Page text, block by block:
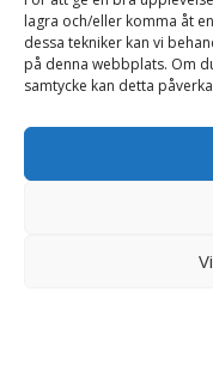
lagra och/eller komma åt
dessa tekniker kan vi
på denna webbplats. Om
samtycke kan detta
Recensioner (0)
Recensioner
‘Greenfingers’,
Din e-postadress